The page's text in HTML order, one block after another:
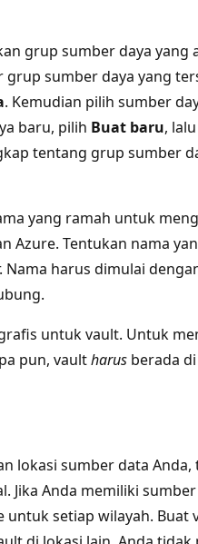
grup sumber daya yang
sumber daya yang
. Kemudian pilih sumber
baru, pilih Buat baru,
tentang grup sumber
yang ramah untuk
Azure. Tentukan nama
Nama harus dimulai
untuk vault. Untuk
pun, vaultharus berada
lokasi sumber data
Jika Anda memiliki
untuk setiap wilayah. Buat